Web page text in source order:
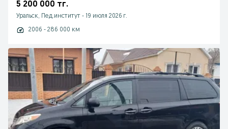
5 200 000 тг.
Уральск, Пед.институт - 19 июля 2026 г.
2006 - 286 000 км